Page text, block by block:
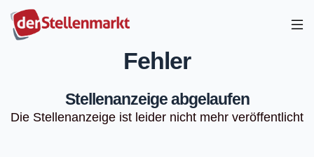
Fehler
Stellenanzeige abgelaufen
Die Stellenanzeige ist leider nicht mehr veröffentlicht